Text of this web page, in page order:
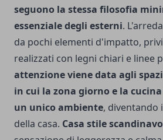
seguono la stessa filosofia
essenziale degli esterni.
da pochi elementi d'impatto,
realizzati con legni chiari e linee
attenzione viene data agli
in cui la zona giorno e la
un unico ambiente, diventando
della casa. Casa stile scandinavo